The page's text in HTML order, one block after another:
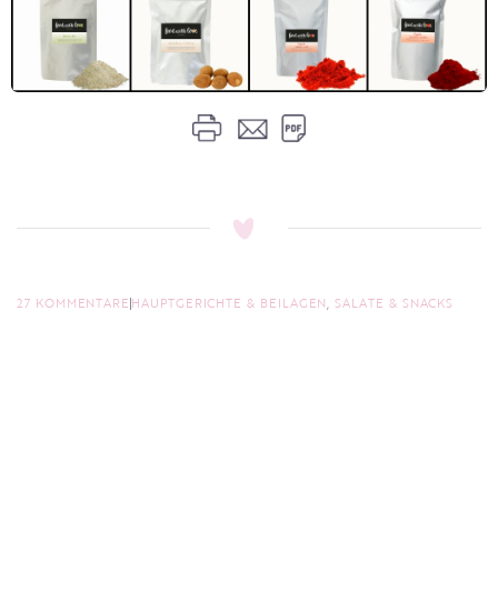
27 KOMMENTAREHAUPTGERICHTE & BEILAGEN,SALATE & SNACKS